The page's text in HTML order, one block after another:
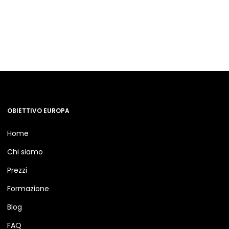
OBIETTIVO EUROPA
Home
Chi siamo
Prezzi
Formazione
Blog
FAQ